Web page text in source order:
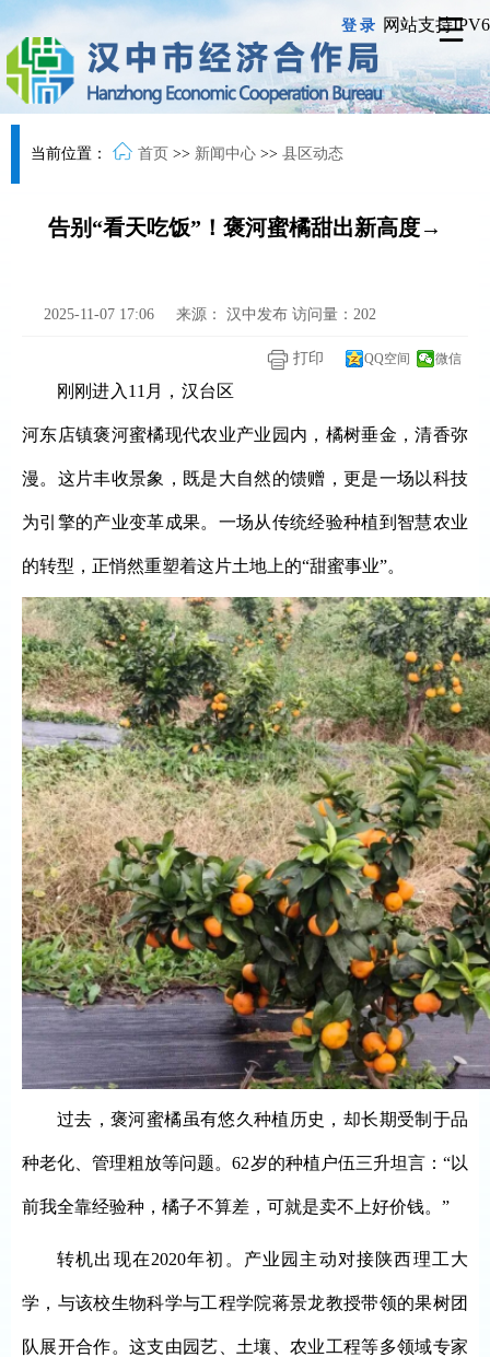
登录 网站支持IPV6
当前位置： 首页 >> 新闻中心 >> 县区动态
告别“看天吃饭”！褒河蜜橘甜出新高度→
2025-11-07 17:06 来源： 汉中发布 访问量： 202
打印 QQ空间 微信
刚刚进入 11月，汉台区
河东店镇褒河蜜橘现代农业产业园内，橘树垂金，清香弥
漫。这片丰收景象，既是大自然的馈赠，更是一场以科技
为引擎的产业变革成果。一场从传统经验种植到智慧农业
的转型，正悄然重塑着这片土地上的“甜蜜事业”。
过去，褒河蜜橘虽有悠久种植历史，却长期受制于品
种老化、管理粗放等问题。62岁的种植户伍三升坦言：“以
前我全靠经验种，橘子不算差，可就是卖不上好价钱。”
转机出现在2020年初。产业园主动对接陕西理工大
学，与该校生物科学与工程学院蒋景龙教授带领的果树团
队展开合作。这支由园艺、土壤、农业工程等多领域专家